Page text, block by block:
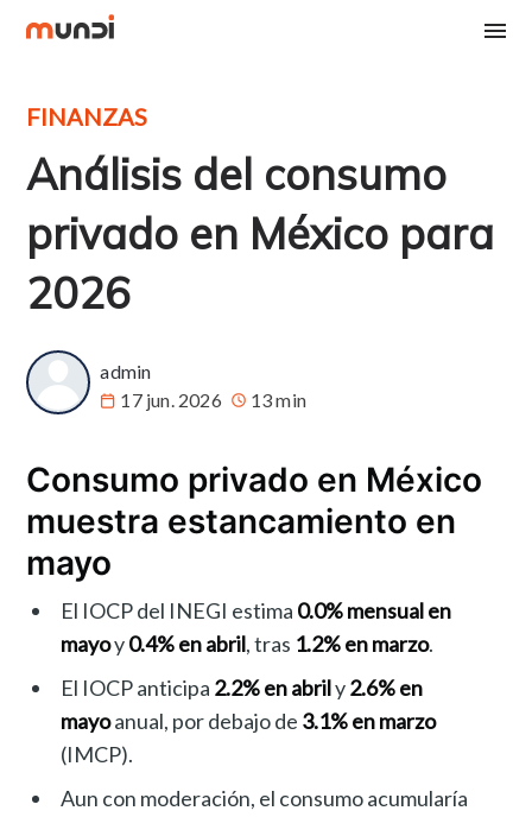
FINANZAS
Análisis del consumo
privado en México para
2026
admin
17 jun. 2026
13 min
Consumo privado en México
muestra estancamiento en
mayo
El IOCP del INEGI estima 0.0% mensual en
mayoy0.4% en abril, tras 1.2% en marzo.
El IOCP anticipa 2.2% en abrily2.6% en
mayoanual, por debajo de 3.1% en marzo
(IMCP).
Aun con moderación, el consumo acumularía